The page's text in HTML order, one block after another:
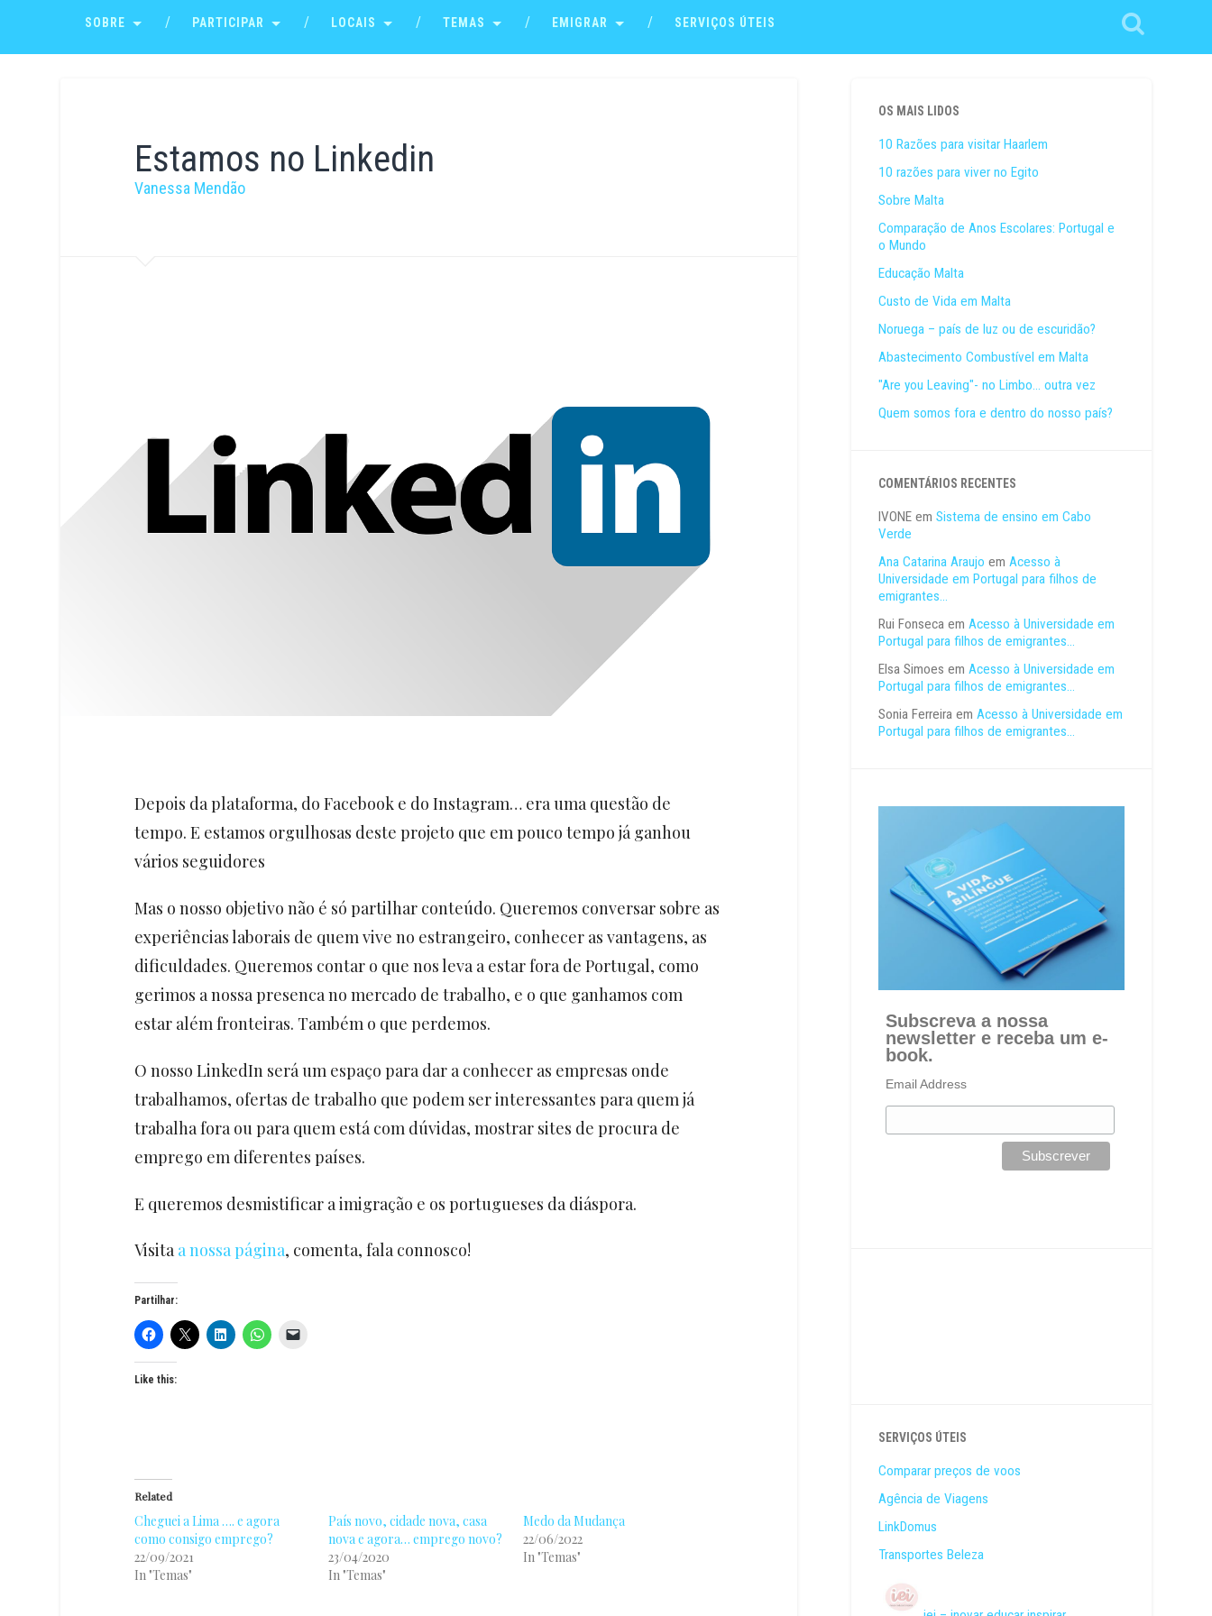
SOBRE PARTICIPAR LOCAIS TEMAS EMIGRAR SERVIÇOS ÚTEIS
Estamos no Linkedin
Vanessa Mendão
Depois da plataforma, do Facebook e do Instagram… era uma questão de
tempo. E estamos orgulhosas deste projeto que em pouco tempo já ganhou
vários seguidores
Mas o nosso objetivo não é só partilhar conteúdo. Queremos conversar sobre as
experiências laborais de quem vive no estrangeiro, conhecer as vantagens, as
dificuldades. Queremos contar o que nos leva a estar fora de Portugal, como
gerimos a nossa presenca no mercado de trabalho, e o que ganhamos com
estar além fronteiras. Também o que perdemos.
O nosso LinkedIn será um espaço para dar a conhecer as empresas onde
trabalhamos, ofertas de trabalho que podem ser interessantes para quem já
trabalha fora ou para quem está com dúvidas, mostrar sites de procura de
emprego em diferentes países.
E queremos desmistificar a imigração e os portugueses da diáspora.
Visita a nossa página, comenta, fala connosco!
Partilhar:
Like this:
Related
Cheguei a Lima …. e agora
como consigo emprego?
22/09/2021
In "Temas"
País novo, cidade nova, casa
nova e agora… emprego novo?
23/04/2020
In "Temas"
Medo da Mudança
22/06/2022
In "Temas"
OS MAIS LIDOS
10 Razões para visitar Haarlem
10 razões para viver no Egito
Sobre Malta
Comparação de Anos Escolares: Portugal e
o Mundo
Educação Malta
Custo de Vida em Malta
Noruega – país de luz ou de escuridão?
Abastecimento Combustível em Malta
"Are you Leaving"- no Limbo... outra vez
Quem somos fora e dentro do nosso país?
COMENTÁRIOS RECENTES
IVONE emSistema de ensino em Cabo
Verde
Ana Catarina Araujo emAcesso à
Universidade em Portugal para filhos de
emigrantes…
Rui Fonseca emAcesso à Universidade em
Portugal para filhos de emigrantes…
Elsa Simoes emAcesso à Universidade em
Portugal para filhos de emigrantes…
Sonia Ferreira emAcesso à Universidade em
Portugal para filhos de emigrantes…
Subscreva a nossa
newsletter e receba um e-
book.
Email Address
SERVIÇOS ÚTEIS
Comparar preços de voos
Agência de Viagens
LinkDomus
Transportes Beleza